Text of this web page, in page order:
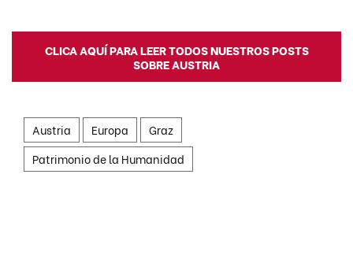
CLICA AQUÍ PARA LEER TODOS NUESTROS POSTS
SOBRE AUSTRIA
Austria Europa
Graz
Patrimonio de la Humanidad